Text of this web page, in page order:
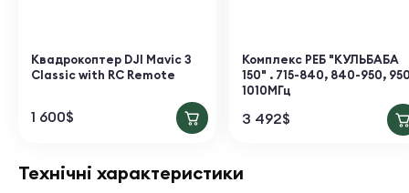
Квадрокоптер DJI Mavic 3
Classic with RC Remote
1 600$
Комплекс РЕБ "КУЛЬБАБА
150" . 715-840, 840-950,
1010МГц
3 492$
Технічні характеристики